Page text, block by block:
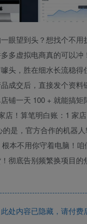
眼望到头？想找个不用
多虚拟电商真的可以冲
头，胜在细水长流稳得
成交后，直接发个资料
铺一天 100 + 就能搞矩
店！算笔明白账：1 家
的是，官方合作的机器
本不用你守着电脑！
彻底告别频繁换项目的
处内容已隐藏，请付费